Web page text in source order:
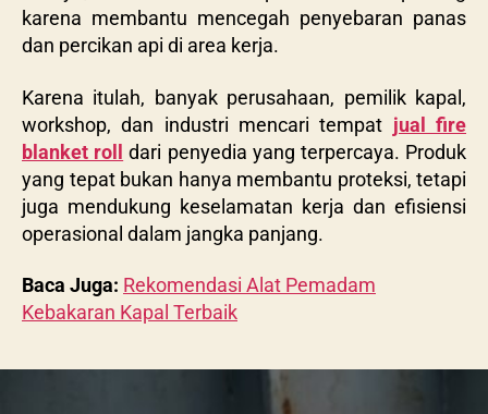
karena membantu mencegah penyebaran panas
dan percikan api di area kerja.
Karena itulah, banyak perusahaan, pemilik kapal,
workshop, dan industri mencari tempat jual fire
blanket roll dari penyedia yang terpercaya. Produk
yang tepat bukan hanya membantu proteksi, tetapi
juga mendukung keselamatan kerja dan efisiensi
operasional dalam jangka panjang.
Baca Juga: Rekomendasi Alat Pemadam
Kebakaran Kapal Terbaik